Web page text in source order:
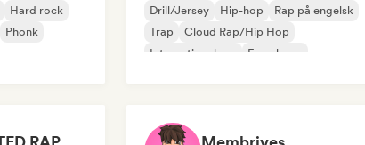
Hard rock
Phonk
Drill/Jersey Hip-hop
Rap på engelsk
Trap
Cloud Rap/Hip Hop
International rap
Fransk rap